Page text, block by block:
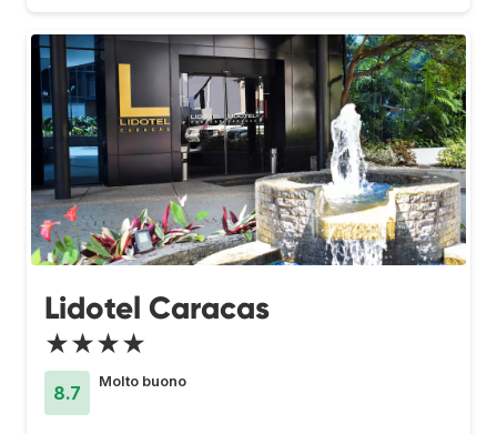
Lidotel Caracas
★★★★
8.7
Molto buono